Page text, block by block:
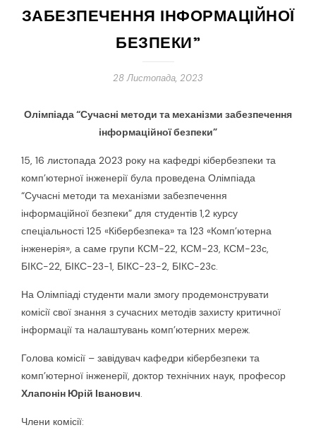
ЗАБЕЗПЕЧЕННЯ ІНФОРМАЦІЙНОЇ
БЕЗПЕКИ”
28 Листопада, 2023
Олімпіада “Сучасні методи та механізми забезпечення
інформаційної безпеки”
15, 16 листопада 2023 року на кафедрі кібербезпеки та
комп’ютерної інженерії була проведена Олімпіада
“Сучасні методи та механізми забезпечення
інформаційної безпеки” для студентів 1,2 курсу
спеціальності 125 «Кібербезпека» та 123 «Комп’ютерна
інженерія», а саме групи КСМ-22, КСМ-23, КСМ-23с,
БІКС-22, БІКС-23-1, БІКС-23-2, БІКС-23с.
На Олімпіаді студенти мали змогу продемонструвати
комісії свої знання з сучасних методів захисту критичної
інформації та налаштувань комп’ютерних мереж.
Голова комісії – завідувач кафедри кібербезпеки та
комп’ютерної інженерії, доктор технічних наук, професор
Хлапонін Юрій Іванович.
Члени комісії: